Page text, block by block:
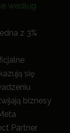
według
z 3%
się
biznesy
Partner